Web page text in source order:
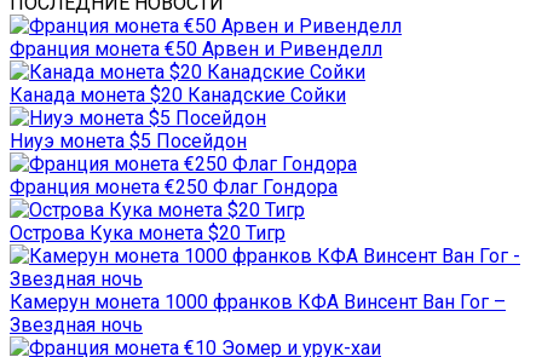
Франция монета €50 Арвен и Ривенделл
Канада монета $20 Канадские Сойки
Ниуэ монета $5 Посейдон
Франция монета €250 Флаг Гондора
Острова Кука монета $20 Тигр
Камерун монета 1000 франков КФА Винсент Ван Гог –
Звездная ночь